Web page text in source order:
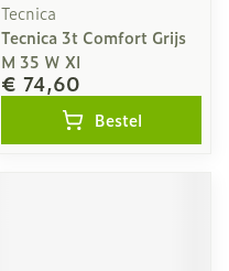
Tecnica
Tecnica 3t Comfort Grijs
M 35 W Xl
€ 74,60
Bestel